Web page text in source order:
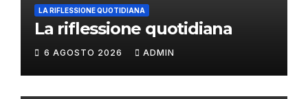
LA RIFLESSIONE QUOTIDIANA
La riflessione quotidiana
6 AGOSTO 2026 ADMIN